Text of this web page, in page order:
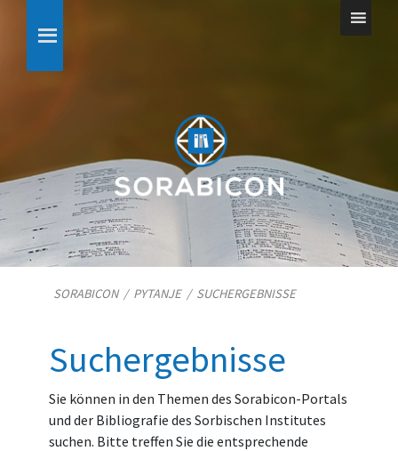
SORABICON/ PYTANJE/ SUCHERGEBNISSE
Suchergebnisse
Sie können in den Themen des Sorabicon-Portals
und der Bibliografie des Sorbischen Institutes
suchen. Bitte treffen Sie die entsprechende